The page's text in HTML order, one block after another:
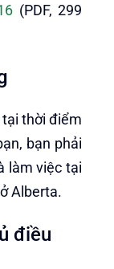
(PDF, 299
thời điểm
bạn phải
làm việc tại
Alberta.
điều